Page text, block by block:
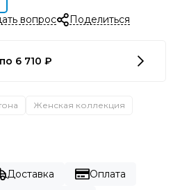
вопрос Поделиться
6 710 ₽
Женская коллекция
Доставка
Оплата